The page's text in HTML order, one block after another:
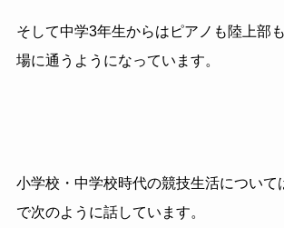
そして中学3年生からはピアノも陸上部
場に通うようになっています。
小学校・中学校時代の競技生活について
で次のように話しています。